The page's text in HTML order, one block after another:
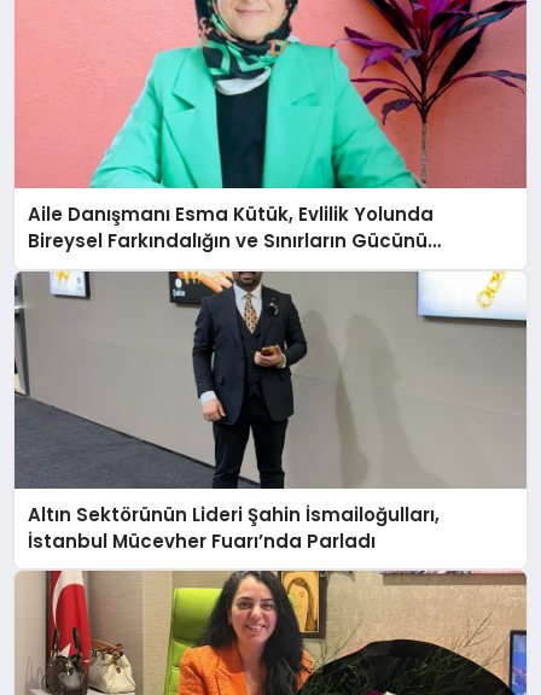
Aile Danışmanı Esma Kütük, Evlilik Yolunda
Bireysel Farkındalığın ve Sınırların Gücünü
Anlatıyor
Altın Sektörünün Lideri Şahin İsmailoğulları,
İstanbul Mücevher Fuarı’nda Parladı ￼